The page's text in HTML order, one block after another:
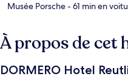
Musée Porsche- 61 min en
À propos de cet
DORMERO Hotel